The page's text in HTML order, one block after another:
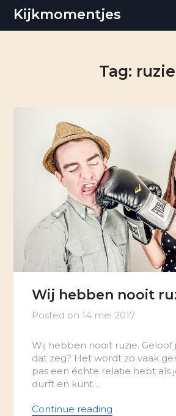
SkipKijkmomentjes
Tag: ruzie
Wij hebben nooit
Posted on14 mei 2017
Wij hebben nooit ruzie. Geloof
dat zeg? Het wordt zo vaak
pas een échte relatie hebt als
durft en kunt…
Continue reading